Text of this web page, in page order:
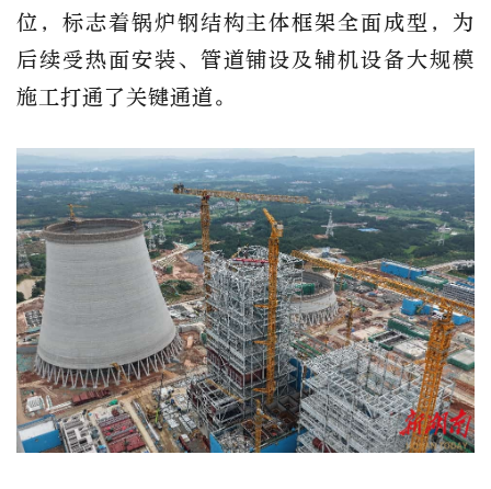
位，标志着锅炉钢结构主体框架全面成型，为
后续受热面安装、管道铺设及辅机设备大规模
施工打通了关键通道。